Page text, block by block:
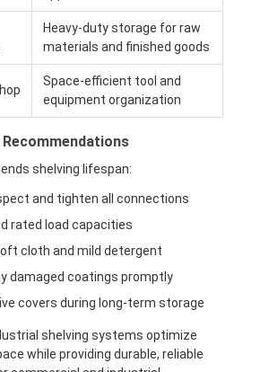
Heavy-duty storage for raw
materials and finished goods
Space-efficient tool and
equipment organization
shelving lifespan:
and tighten all connections
rated load capacities
cloth and mild detergent
damaged coatings promptly
covers during long-term storage
shelving systems optimize
while providing durable, reliable